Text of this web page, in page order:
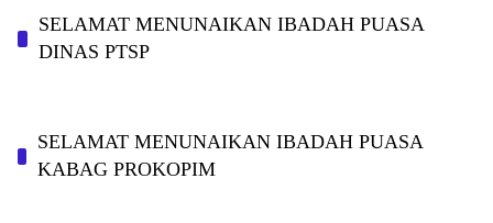
SELAMAT MENUNAIKAN IBADAH PUASA
DINAS PTSP
SELAMAT MENUNAIKAN IBADAH PUASA
KABAG PROKOPIM